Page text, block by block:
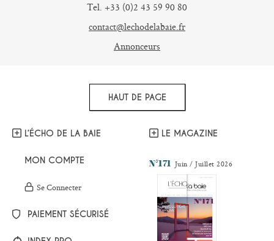
Tel. +33 (0)2 43 59 90 80
contact@lechodelabaie.fr
Annonceurs
HAUT DE PAGE
L’ÉCHO DE LA BAIE
MON COMPTE
Se Connecter
PAIEMENT SÉCURISÉ
LE MAGAZINE
N°171 Juin / Juillet 2026